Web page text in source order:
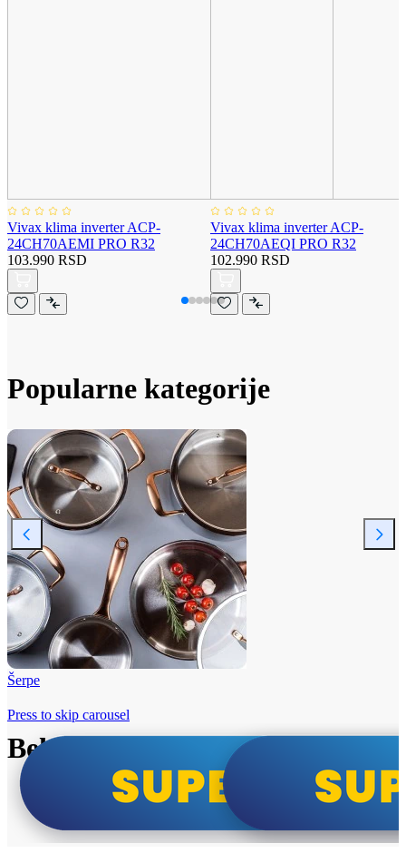
Vivax klima inverter ACP-
24CH70AEMI PRO R32
103.990 RSD
Vivax klima inverter ACP-
24CH70AEQI PRO R32
102.990 RSD
Popularne kategorije
Šerpe
Beko i Tesla super cene
Press to skip carousel